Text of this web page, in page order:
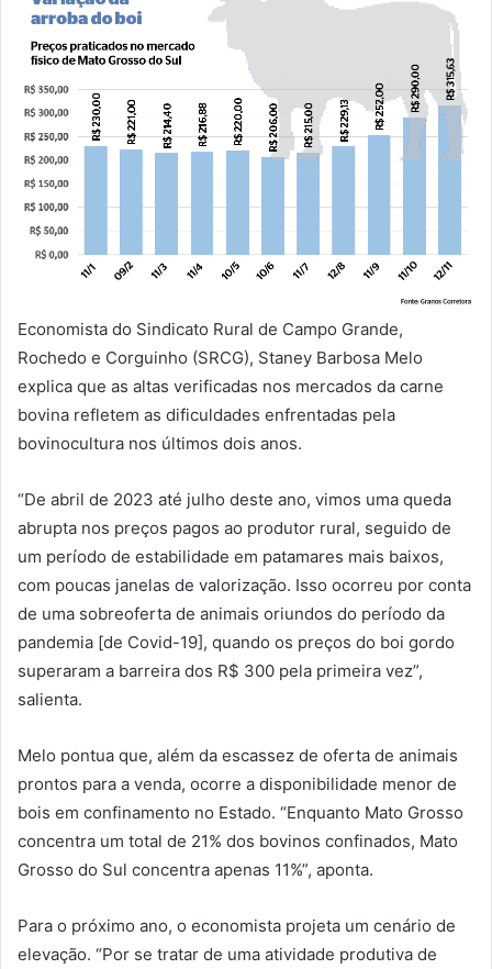
Economista do Sindicato Rural de Campo Grande,
Rochedo e Corguinho (SRCG), Staney Barbosa Melo
explica que as altas verificadas nos mercados da carne
bovina refletem as dificuldades enfrentadas pela
bovinocultura nos últimos dois anos.
“De abril de 2023 até julho deste ano, vimos uma queda
abrupta nos preços pagos ao produtor rural, seguido de
um período de estabilidade em patamares mais baixos,
com poucas janelas de valorização. Isso ocorreu por conta
de uma sobreoferta de animais oriundos do período da
pandemia [de Covid-19], quando os preços do boi gordo
superaram a barreira dos R$ 300 pela primeira vez”,
salienta.
Melo pontua que, além da escassez de oferta de animais
prontos para a venda, ocorre a disponibilidade menor de
bois em confinamento no Estado. “Enquanto Mato Grosso
concentra um total de 21% dos bovinos confinados, Mato
Grosso do Sul concentra apenas 11%”, aponta.
Para o próximo ano, o economista projeta um cenário de
elevação. “Por se tratar de uma atividade produtiva de